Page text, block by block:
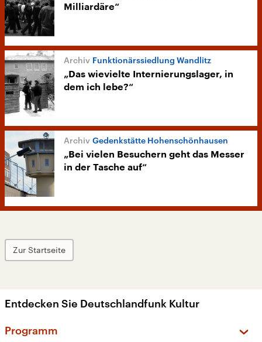
Milliardäre“
Funktionärssiedlung Wandlitz
„Das wievielte Internierungslager, in
dem ich lebe?“
Gedenkstätte Hohenschönhausen
„Bei vielen Besuchern geht das Messer
in der Tasche auf“
Zur Startseite
Entdecken Sie Deutschlandfunk Kultur
Programm